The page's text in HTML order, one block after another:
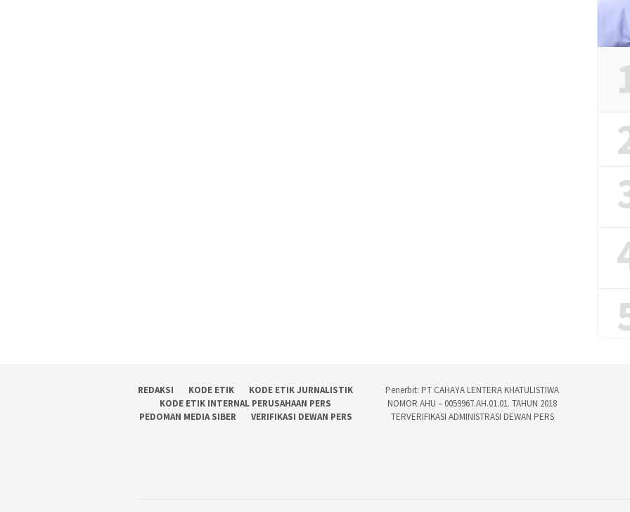
REDAKSI KODE ETIK
KODE ETIK JURNALISTIK
KODE ETIK INTERNAL PERUSAHAAN PERS
PEDOMAN MEDIA SIBER
VERIFIKASI DEWAN PERS
Penerbit: PT CAHAYA LENTERA KHATULISTIWA
NOMOR AHU – 0059967.AH.01.01. TAHUN 2018
TERVERIFIKASI ADMINISTRASI DEWAN PERS